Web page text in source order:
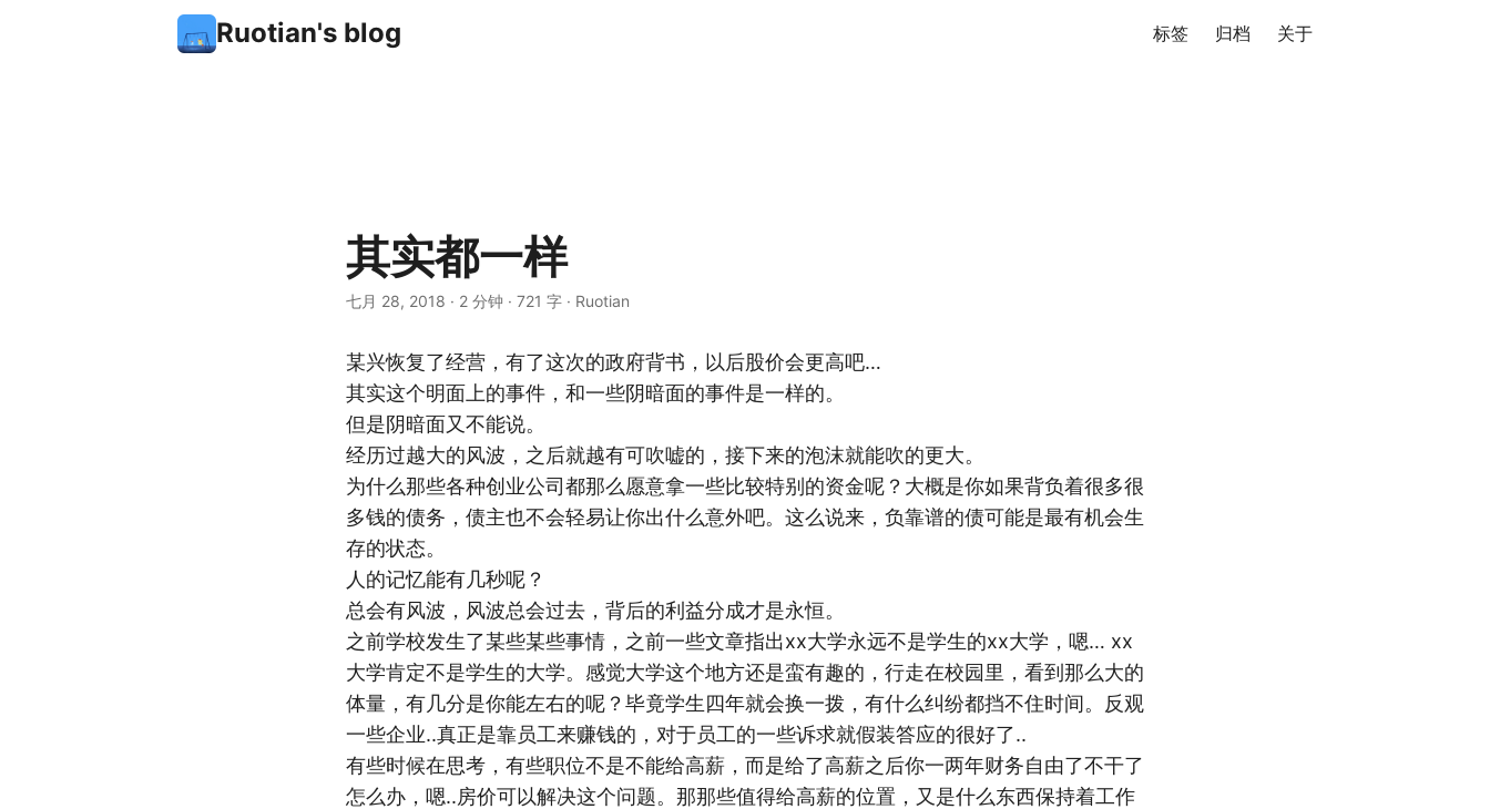
Ruotian's blog 标签 归档 关于
其实都一样
七月 28, 2018 · 2 分钟 · 721 字 · Ruotian
某兴恢复了经营，有了这次的政府背书，以后股价会更高吧…
其实这个明面上的事件，和一些阴暗面的事件是一样的。
但是阴暗面又不能说。
经历过越大的风波，之后就越有可吹嘘的，接下来的泡沫就能吹的更大。
为什么那些各种创业公司都那么愿意拿一些比较特别的资金呢？大概是你如果背负着很多很
多钱的债务，债主也不会轻易让你出什么意外吧。这么说来，负靠谱的债可能是最有机会生
存的状态。
人的记忆能有几秒呢？
总会有风波，风波总会过去，背后的利益分成才是永恒。
之前学校发生了某些某些事情，之前一些文章指出xx大学永远不是学生的xx大学，嗯… xx
大学肯定不是学生的大学。感觉大学这个地方还是蛮有趣的，行走在校园里，看到那么大的
体量，有几分是你能左右的呢？毕竟学生四年就会换一拨，有什么纠纷都挡不住时间。反观
一些企业..真正是靠员工来赚钱的，对于员工的一些诉求就假装答应的很好了..
有些时候在思考，有些职位不是不能给高薪，而是给了高薪之后你一两年财务自由了不干了
怎么办，嗯..房价可以解决这个问题。那那些值得给高薪的位置，又是什么东西保持着工作